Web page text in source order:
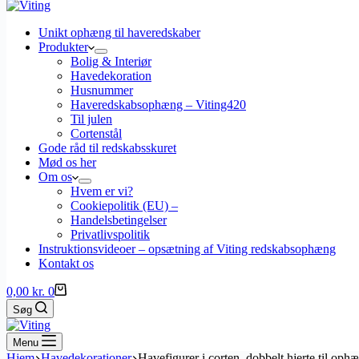
Unikt ophæng til haveredskaber
Produkter
Bolig & Interiør
Havedekoration
Husnummer
Haveredskabsophæng – Viting420
Til julen
Cortenstål
Gode råd til redskabsskuret
Mød os her
Om os
Hvem er vi?
Cookiepolitik (EU) –
Handelsbetingelser
Privatlivspolitik
Instruktionsvideoer – opsætning af Viting redskabsophæng
Kontakt os
Indkøbskurv
0,00 kr. 0
Søg
Menu